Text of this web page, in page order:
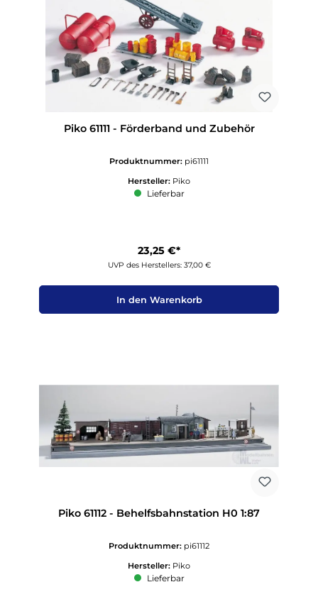
Piko 61111 - Förderband und Zubehör
Produktnummer: pi61111
Hersteller: Piko
Lieferbar
23,25 €*
UVP des Herstellers: 37,00 €
In den Warenkorb
Piko 61112 - Behelfsbahnstation H0 1:87
Produktnummer: pi61112
Hersteller: Piko
Lieferbar